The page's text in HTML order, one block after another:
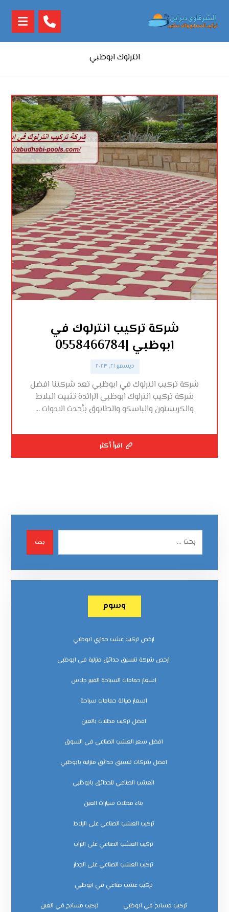
انترلوك ابوظبي
شركة تركيب انترلوك في
ابوظبي |0558466784
ديسمبر ٢١, ٢٠٢٣
شركة تركيب انترلوك في ابوظبي تعد شركتنا افضل
شركة تركيب انترلوك ابوظبي الرائدة تثبيت البلاط
والكربستون والباسكو والطابوق بأحدث الادوات ...
اقرأ أكثر
بحث
وسوم
ارخص تركيب عشب جداري ابوظبي
ارخص شركة تنسيق حدائق منزلية في ابوظبي
اسعار حمامات السباحة الفيبر جلاس
اسعار صيانة حمامات سباحة
افضل تركيب مظلات بالعين
افضل سعر العشب الصناعي في السوق
افضل شركات تنسيق حدائق منزلية بابوظبي
العشب الصناعي للحدائق بابوظبي
بناء مظلات سيارات العين
تركيب العشب الصناعي على البلاط
تركيب العشب الصناعي على التراب
تركيب العشب الصناعي على الجدار
تركيب عشب صناعي في ابوظبي
تركيب مسابح في ابوظبي تركيب مسابح في العين